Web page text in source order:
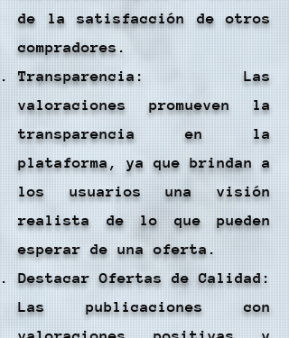
de la satisfacción de otros
compradores.
Transparencia: Las
valoraciones promueven la
transparencia en la
plataforma, ya que brindan a
los usuarios una visión
realista de lo que pueden
esperar de una oferta.
Destacar Ofertas de Calidad:
Las publicaciones con